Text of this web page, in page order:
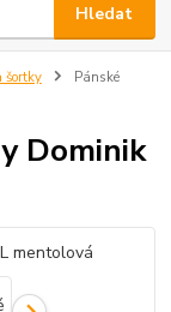
Hledat
šortky
Pánské
Dominik